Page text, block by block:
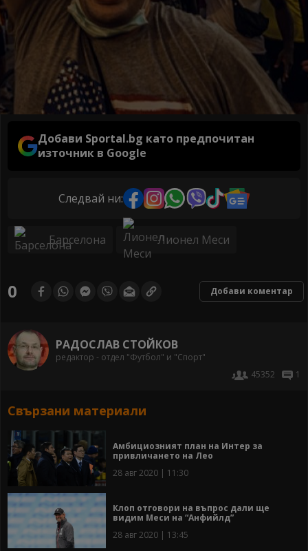
Добави Sportal.bg като предпочитан
източник в Google
Следвай ни:
Барселона Лионел Меси
0 Добави коментар
РАДОСЛАВ СТОЙКОВ
редактор - отдел "Футбол" и "Спорт"
45352
1
Свързани материали
Амбициозният план на Интер за
привличането на Лео
28 авг 2020 | 11:30
Клоп отговори на въпрос дали ще
видим Меси на “Анфийлд”
28 авг 2020 | 13:45